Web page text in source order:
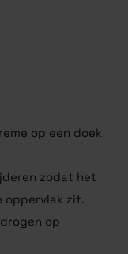
op een doek
zodat het
oppervlak zit.
op